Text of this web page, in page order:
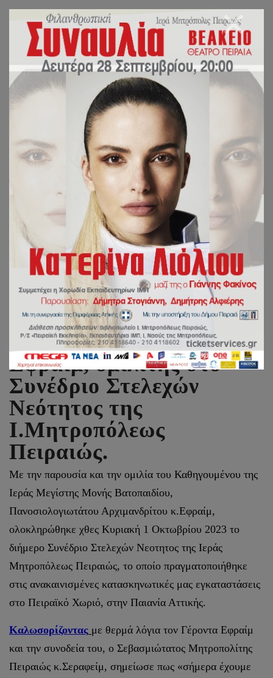
Ο Ηγούμενος της Ι.Μ.Μ.
Βατοπαιδίου Γέροντας
Εφραίμ, ομιλιτής στο
Συνέδριο Στελεχών
Νεότητος της
Ι.Μητροπόλεως
Πειραιώς.
Με την παρουσία και την ομιλία του Καθηγουμένου της
Ιεράς Μεγίστης Μονής Βατοπαιδίου,
Πανοσιολογιωτάτου Αρχιμανδρίτου κ.Εφραίμ,
ολοκληρώθηκε χθες Κυριακή 1 Οκτωβρίου 2023 το
διήμερο Συνέδριο Στελεχών Νεοτητος της Ιεράς
Μητροπόλεως Πειραιώς, το οποίο πραγματοποιήθηκε
στις ανακαινισμένες κατασκηνωτικές μας εγκαταστάσεις
στο Πειραϊκό Χωριό, στην Παιανία Αττικής.
Καλωσορίζοντας με θερμά λόγια τον Γέροντα Εφραίμ
και την συνοδεία του, ο Σεβασμιώτατος Μητροπολίτης
Πειραιώς κ.Σεραφείμ, σημείωσε πως «σήμερα έχουμε